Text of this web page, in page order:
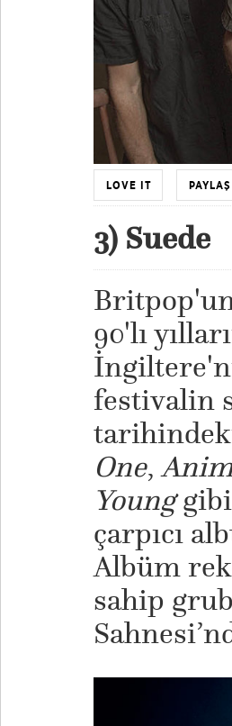
LOVE IT PAYLAŞ
3) Suede
90'lı
festivalin
One,
Younggibi
çarpıcı
Albüm
sahip